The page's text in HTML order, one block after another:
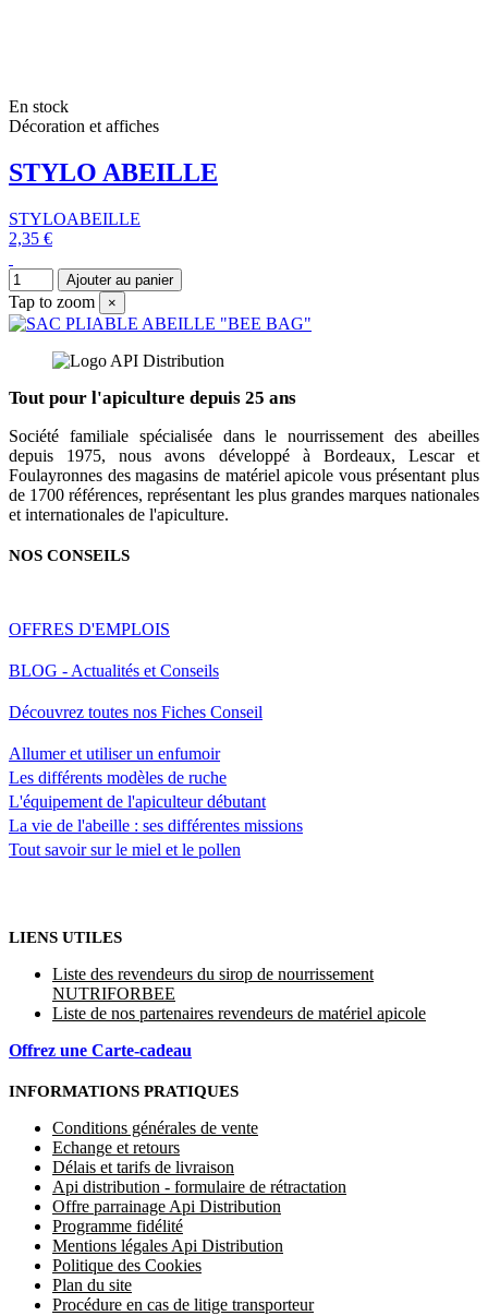
En stock
Décoration et affiches
STYLO ABEILLE
STYLOABEILLE
2,35 €
Ajouter au panier
Tap to zoom ×
Tout pour l'apiculture depuis 25 ans
Société familiale spécialisée dans le nourrissement des abeilles
depuis 1975, nous avons développé à Bordeaux, Lescar et
Foulayronnes des magasins de matériel apicole vous présentant plus
de 1700 références, représentant les plus grandes marques nationales
et internationales de l'apiculture.
NOS CONSEILS
OFFRES D'EMPLOIS
BLOG - Actualités et Conseils
Découvrez toutes nos Fiches Conseil
Allumer et utiliser un enfumoir
Les différents modèles de ruche
L'équipement de l'apiculteur débutant
La vie de l'abeille : ses différentes missions
Tout savoir sur le miel et le pollen
LIENS UTILES
Liste des revendeurs du sirop de nourrissement
NUTRIFORBEE
Liste de nos partenaires revendeurs de matériel apicole
Offrez une Carte-cadeau
INFORMATIONS PRATIQUES
Conditions générales de vente
Echange et retours
Délais et tarifs de livraison
Api distribution - formulaire de rétractation
Offre parrainage Api Distribution
Programme fidélité
Mentions légales Api Distribution
Politique des Cookies
Plan du site
Procédure en cas de litige transporteur